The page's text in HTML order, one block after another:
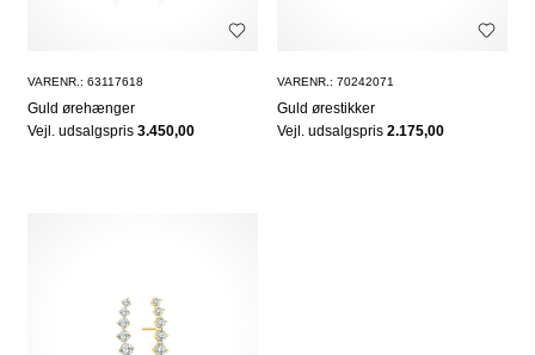
VARENR.: 63117618
Guld ørehænger
Vejl. udsalgspris 3.450,00
VARENR.: 70242071
Guld ørestikker
Vejl. udsalgspris2.175,00